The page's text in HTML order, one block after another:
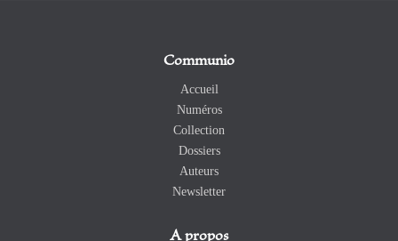
Communio
Accueil
Numéros
Collection
Dossiers
Auteurs
Newsletter
A propos